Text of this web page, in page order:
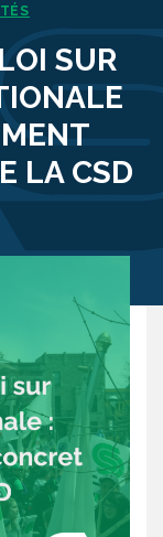
SUR
LA CSD